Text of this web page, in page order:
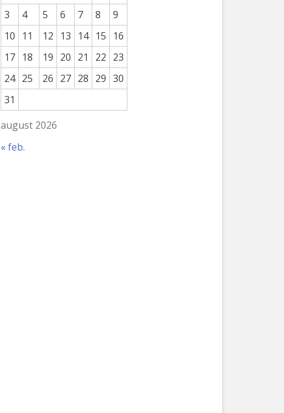
august 2026
3
4 5 6 7 8
9
10
11 12 13 14 15
16
17 18 19 20 21 22 23
24 25 26 27 28 29 30
31
« feb.